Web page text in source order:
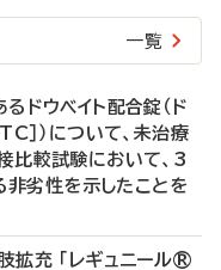
一覧
ドウベイト配合錠（ド
］）について、未治療
比較試験において、3
劣性を示したことを
拡充 「レギュニール®